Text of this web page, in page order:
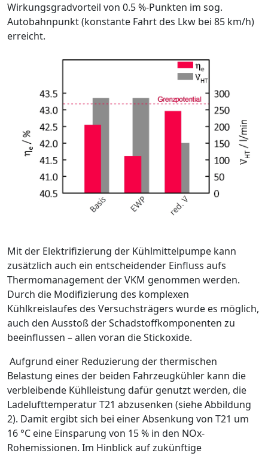
Wirkungsgradvorteil von 0.5 %-Punkten im sog.
Autobahn­punkt (konstante Fahrt des Lkw bei 85 km/h)
erreicht.
Mit der Elektrifizierung der Kühlmittelpumpe kann
zusätzlich auch ein ent­scheidender Einfluss aufs
Thermomanagement der VKM genommen wer­den.
Durch die Modifizierung des komplexen
Kühlkreislaufes des Ver­suchsträgers wurde es möglich,
auch den Ausstoß der Schadstoffkompo­nenten zu
beeinflussen – allen voran die Stickoxide.
Aufgrund einer Reduzierung der thermischen
Belastung eines der beiden Fahrzeugkühler kann die
verbleibende Kühlleistung dafür genutzt werden, die
Ladelufttemperatur T21 abzusenken (siehe Abbildung
2). Damit ergibt sich bei einer Absenkung von T21 um
16 °C eine Einsparung von 15 % in den NOx-
Rohemissionen. Im Hinblick auf zukünftige